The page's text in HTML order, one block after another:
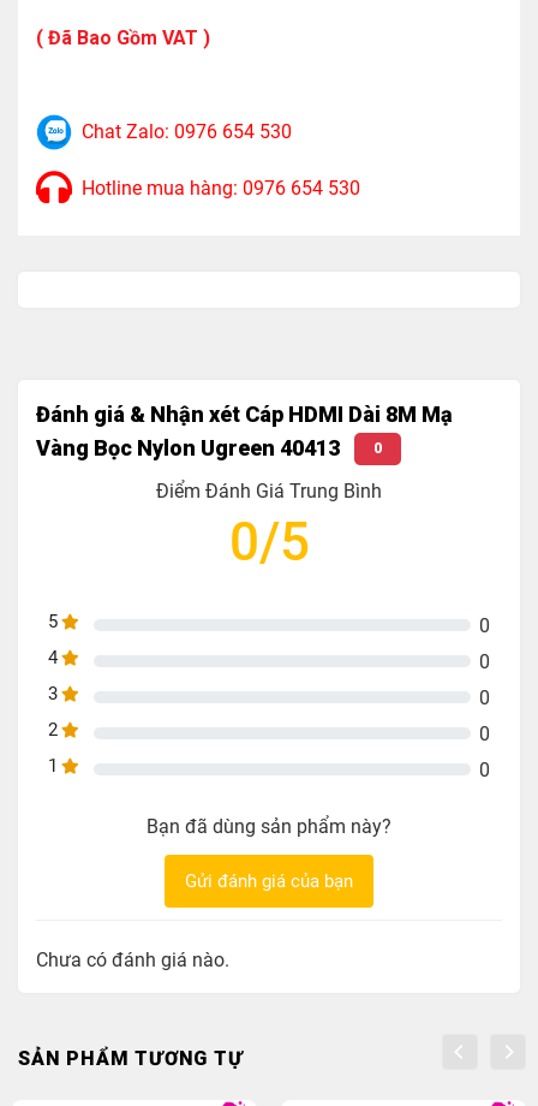
Chất liệu: Lõi đồng 100%, chân cắm mạ vàng 24K.
Hỗ trợ độ phân giải : 3D, 4K*2K, 4096x2160p/30Hz.
( Đã Bao Gồm VAT )
Chat Zalo: 0976 654 530
Hotline mua hàng: 0976 654 530
Đánh giá & Nhận xét Cáp HDMI Dài 8M Mạ
Vàng Bọc Nylon Ugreen 40413
0
Điểm Đánh Giá Trung Bình
0/5
5 0
4 0
3 0
2 0
1 0
Bạn đã dùng sản phẩm này?
Gửi đánh giá của bạn
Chưa có đánh giá nào.
SẢN PHẨM TƯƠNG TỰ